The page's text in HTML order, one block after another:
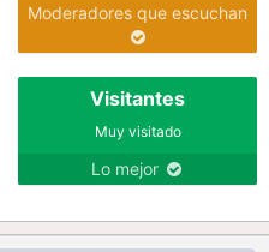
Moderadores que escuchan
Visitantes
Muy visitado
Lo mejor